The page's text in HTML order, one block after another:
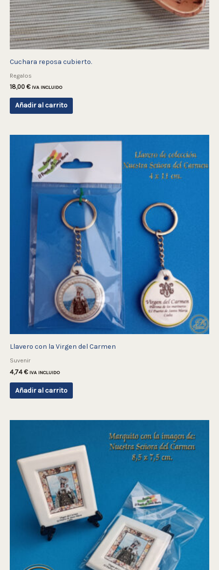
Cuchara reposa cubierto.
Regalos
18,00 € IVA INCLUIDO
Añadir al carrito
Llavero con la Virgen del Carmen
Suvenir
4,74 € IVA INCLUIDO
Añadir al carrito